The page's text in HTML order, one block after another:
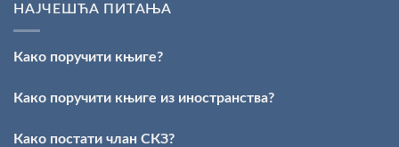
„Милован
НАЈЧЕШЋА ПИТАЊА
Како поручити књиге?
Како поручити књиге из иностранства?
Како постати члан СКЗ?